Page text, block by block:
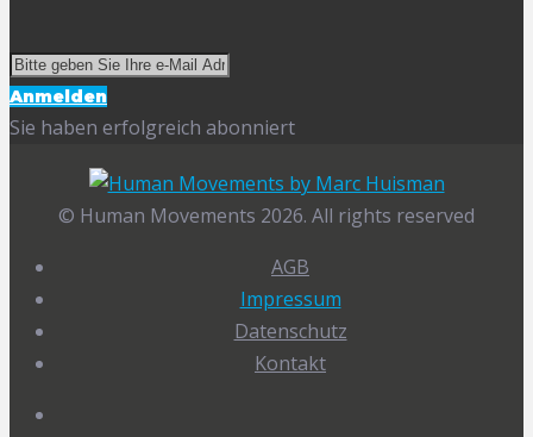
Anmelden
Sie haben erfolgreich abonniert
© Human Movements 2026. All rights reserved
AGB
Impressum
Datenschutz
Kontakt